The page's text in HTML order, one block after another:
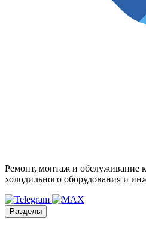
Ремонт, монтаж и обслуживание
холодильного оборудования и
Разделы